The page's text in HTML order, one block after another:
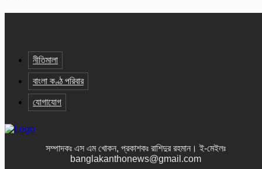
নীতিমালা
বাংলা কণ্ঠ পরিবার
যোগাযোগ
সম্পাদকঃ এস এম খোকন, প্রকাশকঃ রাশিদুর রহমান । ই-মেইলঃ
banglakanthonews@gmail.com